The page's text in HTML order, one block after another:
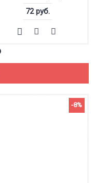
72 руб.
-8%